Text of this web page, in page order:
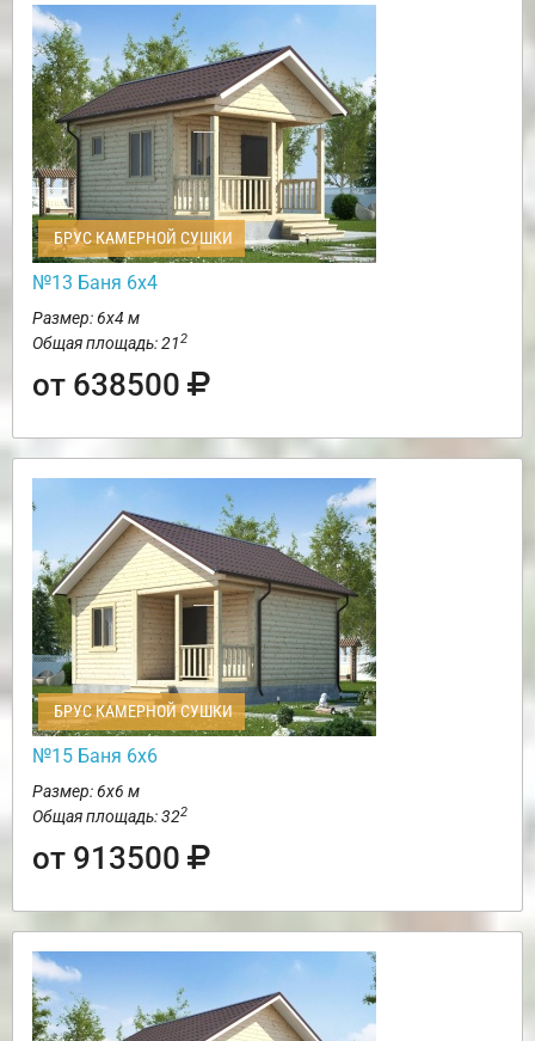
БРУС КАМЕРНОЙ СУШКИ
№13 Баня 6х4
Размер: 6х4 м
Общая площадь: 212
от 638500
БРУС КАМЕРНОЙ СУШКИ
№15 Баня 6х6
Размер: 6х6 м
Общая площадь: 322
от 913500